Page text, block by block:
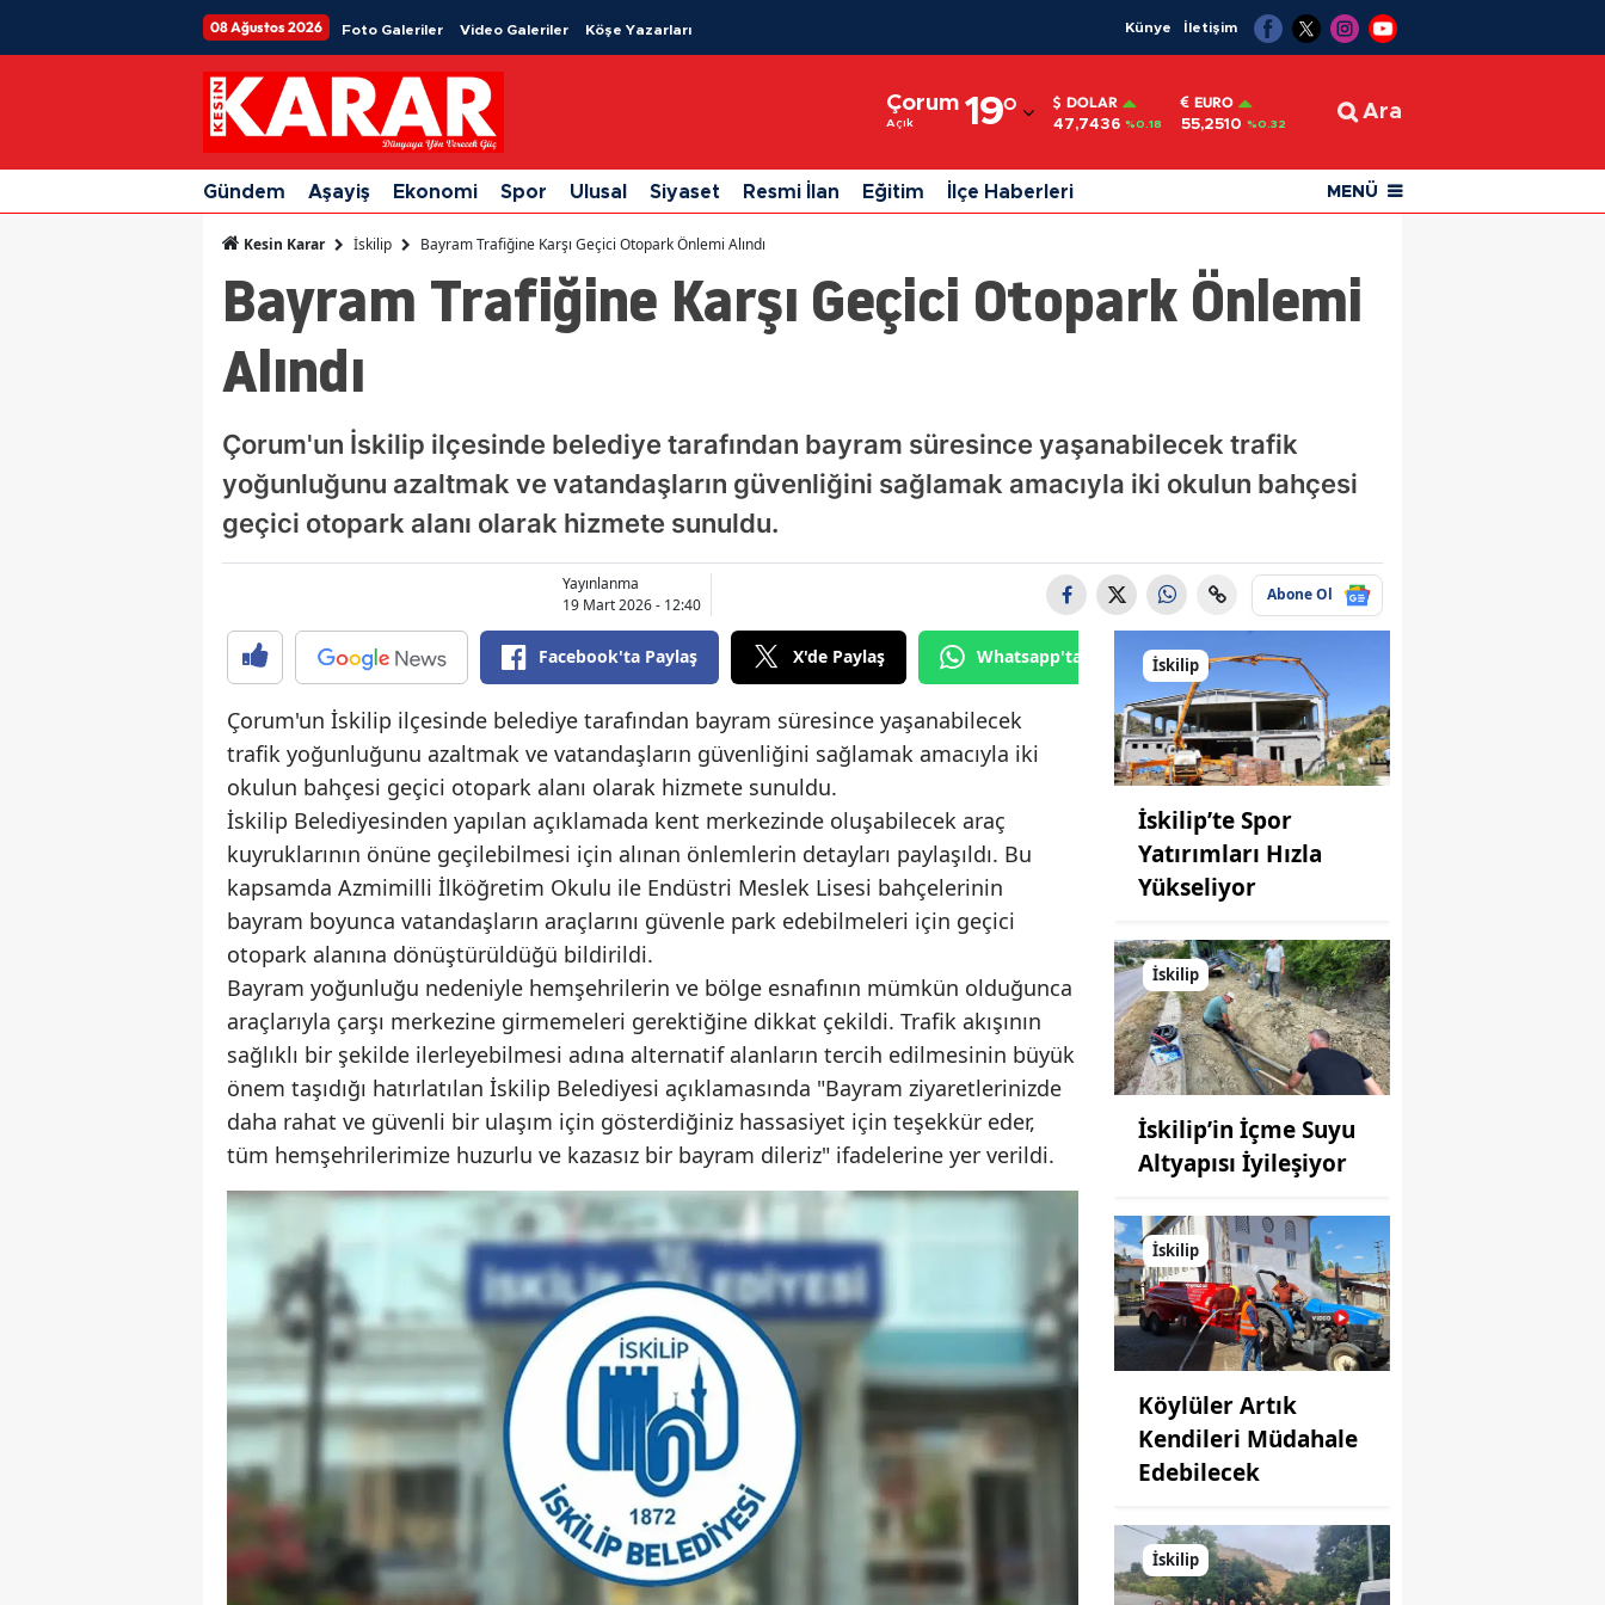
08 Ağustos 2026 Foto Galeriler Video Galeriler Köşe Yazarları Künye İletişim
Çorum
Açık 19°
Adıyaman
Afyonkarahisar
Ağrı
Ankara
Aydın
Bilecik
Bitlis
Burdur
Çanakkale
Çankırı
Denizli
Diyarbakır
Edirne
Elazığ
Erzincan
Giresun
Gümüşhane
Hakkari
Hatay
Isparta
DOLAR
47,7436 %0.18
EURO
55,2510 %0.32
Ara
Gündem Aşayiş Ekonomi Spor Ulusal Siyaset Resmi İlan Eğitim İlçe Haberleri MENÜ
Kesin Karar İskilip Bayram Trafiğine Karşı Geçici Otopark Önlemi Alındı
Bayram Trafiğine Karşı Geçici Otopark Önlemi
Alındı
Çorum'un İskilip ilçesinde belediye tarafından bayram süresince yaşanabilecek trafik
yoğunluğunu azaltmak ve vatandaşların güvenliğini sağlamak amacıyla iki okulun bahçesi
geçici otopark alanı olarak hizmete sunuldu.
Yayınlanma
19 Mart 2026 - 12:40
Abone Ol
Facebook'ta Paylaş X'de Paylaş Whatsapp'tan Gönder
Çorum'un İskilip ilçesinde belediye tarafından bayram süresince yaşanabilecek
trafik yoğunluğunu azaltmak ve vatandaşların güvenliğini sağlamak amacıyla iki
okulun bahçesi geçici otopark alanı olarak hizmete sunuldu.
İskilip Belediyesinden yapılan açıklamada kent merkezinde oluşabilecek araç
kuyruklarının önüne geçilebilmesi için alınan önlemlerin detayları paylaşıldı. Bu
kapsamda Azmimilli İlköğretim Okulu ile Endüstri Meslek Lisesi bahçelerinin
bayram boyunca vatandaşların araçlarını güvenle park edebilmeleri için geçici
otopark alanına dönüştürüldüğü bildirildi.
Bayram yoğunluğu nedeniyle hemşehrilerin ve bölge esnafının mümkün olduğunca
araçlarıyla çarşı merkezine girmemeleri gerektiğine dikkat çekildi. Trafik akışının
sağlıklı bir şekilde ilerleyebilmesi adına alternatif alanların tercih edilmesinin büyük
önem taşıdığı hatırlatılan İskilip Belediyesi açıklamasında "Bayram ziyaretlerinizde
daha rahat ve güvenli bir ulaşım için gösterdiğiniz hassasiyet için teşekkür eder,
tüm hemşehrilerimize huzurlu ve kazasız bir bayram dileriz" ifadelerine yer verildi.
İskilip
İskilip’te Spor
Yatırımları Hızla
Yükseliyor
İskilip
İskilip’in İçme Suyu
Altyapısı İyileşiyor
İskilip
Köylüler Artık
Kendileri Müdahale
Edebilecek
İskilip